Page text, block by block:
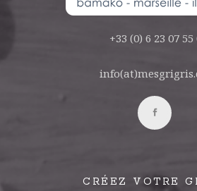
+33 (0) 6 23 07 55
CRÉEZ VOTRE